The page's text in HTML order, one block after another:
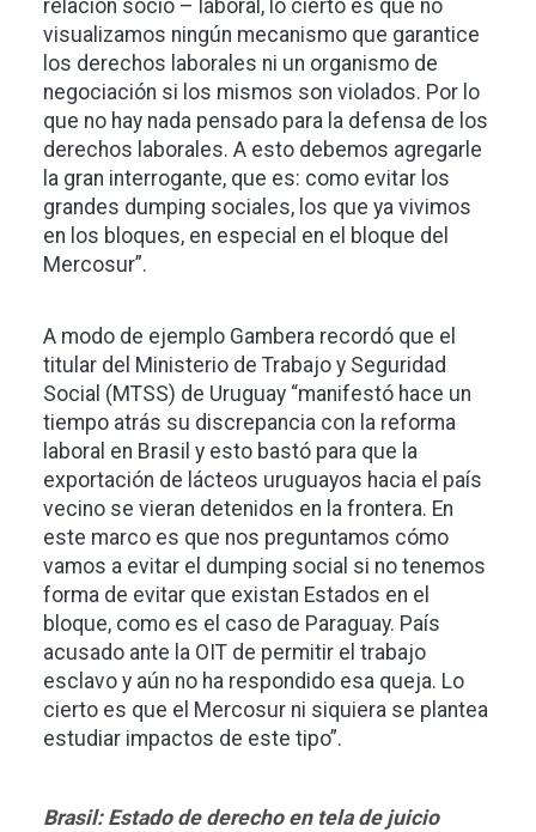
relación socio – laboral, lo cierto es que no
visualizamos ningún mecanismo que garantice
los derechos laborales ni un organismo de
negociación si los mismos son violados. Por lo
que no hay nada pensado para la defensa de los
derechos laborales. A esto debemos agregarle
la gran interrogante, que es: como evitar los
grandes dumping sociales, los que ya vivimos
en los bloques, en especial en el bloque del
Mercosur”.
A modo de ejemplo Gambera recordó que el
titular del Ministerio de Trabajo y Seguridad
Social (MTSS) de Uruguay “manifestó hace un
tiempo atrás su discrepancia con la reforma
laboral en Brasil y esto bastó para que la
exportación de lácteos uruguayos hacia el país
vecino se vieran detenidos en la frontera. En
este marco es que nos preguntamos cómo
vamos a evitar el dumping social si no tenemos
forma de evitar que existan Estados en el
bloque, como es el caso de Paraguay. País
acusado ante la OIT de permitir el trabajo
esclavo y aún no ha respondido esa queja. Lo
cierto es que el Mercosur ni siquiera se plantea
estudiar impactos de este tipo”.
Brasil: Estado de derecho en tela de juicio